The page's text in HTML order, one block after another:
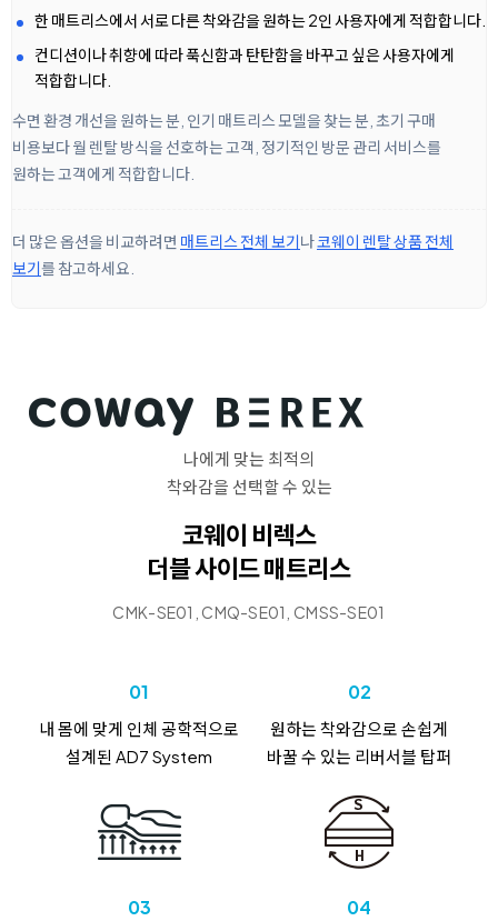
한 매트리스에서 서로 다른 착와감을 원하는 2인 사용자에게 적합합니다.
컨디션이나 취향에 따라 푹신함과 탄탄함을 바꾸고 싶은 사용자에게
적합합니다.
수면 환경 개선을 원하는 분, 인기 매트리스 모델을 찾는 분, 초기 구매
비용보다 월 렌탈 방식을 선호하는 고객, 정기적인 방문 관리 서비스를
원하는 고객에게 적합합니다.
더 많은 옵션을 비교하려면 매트리스 전체 보기나코웨이 렌탈 상품 전체
보기를 참고하세요.
나에게 맞는 최적의
착와감을 선택할 수 있는
코웨이 비렉스
더블 사이드 매트리스
CMK-SE01, CMQ-SE01, CMSS-SE01
01
내 몸에 맞게 인체 공학적으로
설계된 AD7 System
02
원하는 착와감으로 손쉽게
바꿀 수 있는 리버서블 탑퍼
03 04